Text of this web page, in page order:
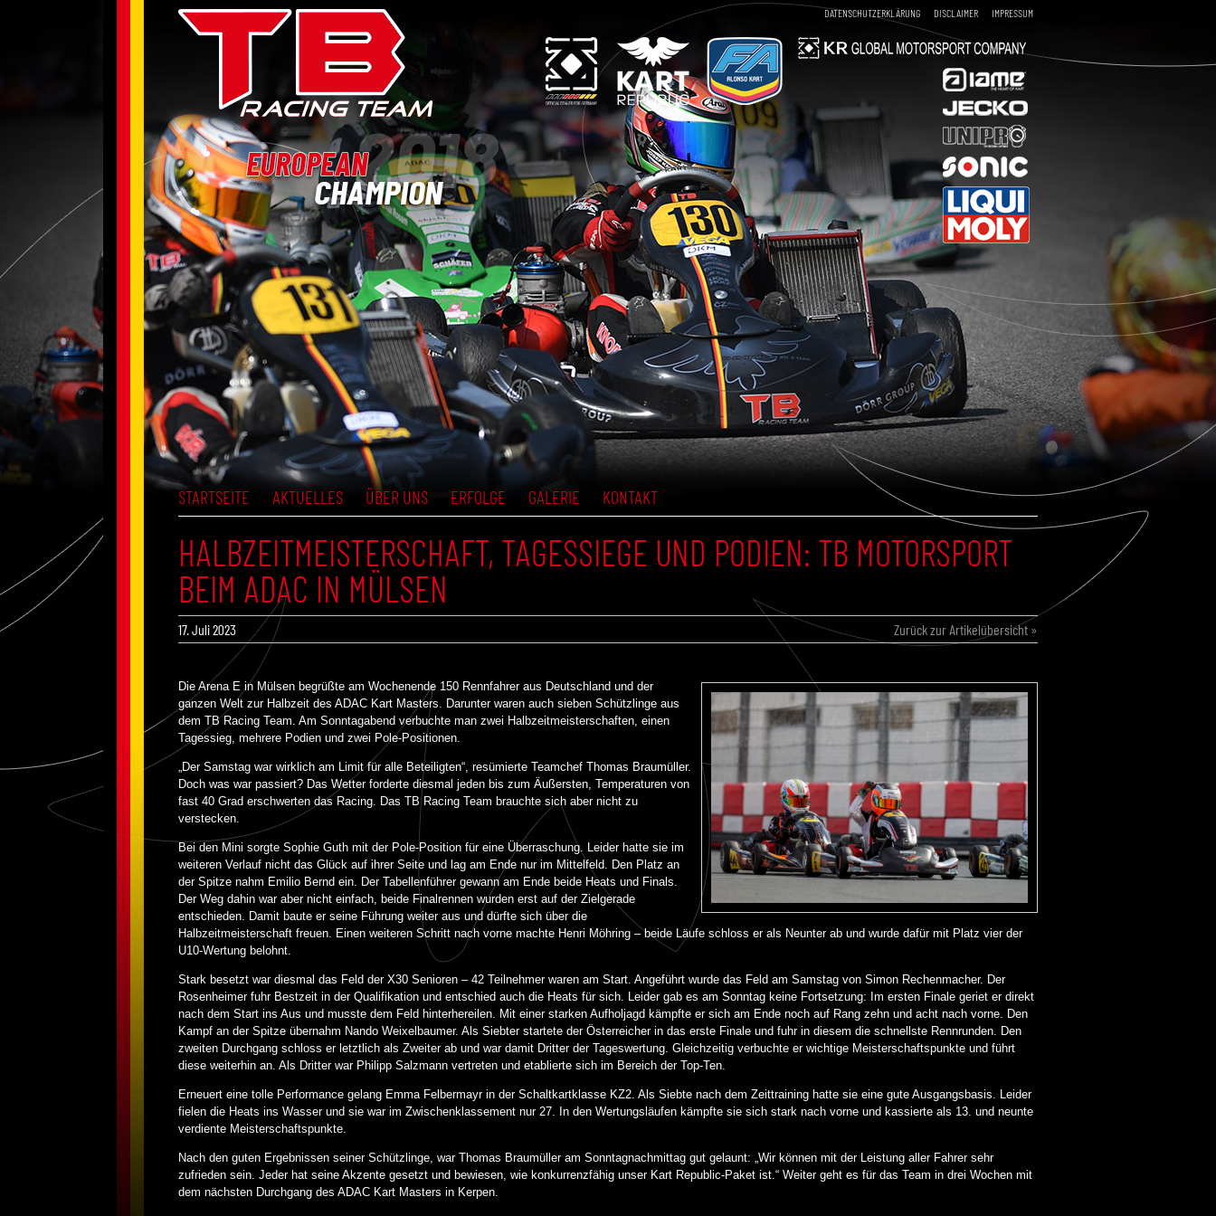
DATENSCHUTZERKLÄRUNG DISCLAIMER IMPRESSUM
STARTSEITE AKTUELLES ÜBER UNS ERFOLGE GALERIE KONTAKT
HALBZEITMEISTERSCHAFT, TAGESSIEGE UND PODIEN: TB MOTORSPORT
BEIM ADAC IN MÜLSEN
17. Juli 2023 Zurück zur Artikelübersicht »
Die Arena E in Mülsen begrüßte am Wochenende 150 Rennfahrer aus Deutschland und der
ganzen Welt zur Halbzeit des ADAC Kart Masters. Darunter waren auch sieben Schützlinge aus
dem TB Racing Team. Am Sonntagabend verbuchte man zwei Halbzeitmeisterschaften, einen
Tagessieg, mehrere Podien und zwei Pole-Positionen.
„Der Samstag war wirklich am Limit für alle Beteiligten“, resümierte Teamchef Thomas Braumüller.
Doch was war passiert? Das Wetter forderte diesmal jeden bis zum Äußersten, Temperaturen von
fast 40 Grad erschwerten das Racing. Das TB Racing Team brauchte sich aber nicht zu
verstecken.
Bei den Mini sorgte Sophie Guth mit der Pole-Position für eine Überraschung. Leider hatte sie im
weiteren Verlauf nicht das Glück auf ihrer Seite und lag am Ende nur im Mittelfeld. Den Platz an
der Spitze nahm Emilio Bernd ein. Der Tabellenführer gewann am Ende beide Heats und Finals.
Der Weg dahin war aber nicht einfach, beide Finalrennen wurden erst auf der Zielgerade
entschieden. Damit baute er seine Führung weiter aus und dürfte sich über die
Halbzeitmeisterschaft freuen. Einen weiteren Schritt nach vorne machte Henri Möhring – beide Läufe schloss er als Neunter ab und wurde dafür mit Platz vier der
U10-Wertung belohnt.
Stark besetzt war diesmal das Feld der X30 Senioren – 42 Teilnehmer waren am Start. Angeführt wurde das Feld am Samstag von Simon Rechenmacher. Der
Rosenheimer fuhr Bestzeit in der Qualifikation und entschied auch die Heats für sich. Leider gab es am Sonntag keine Fortsetzung: Im ersten Finale geriet er direkt
nach dem Start ins Aus und musste dem Feld hinterhereilen. Mit einer starken Aufholjagd kämpfte er sich am Ende noch auf Rang zehn und acht nach vorne. Den
Kampf an der Spitze übernahm Nando Weixelbaumer. Als Siebter startete der Österreicher in das erste Finale und fuhr in diesem die schnellste Rennrunden. Den
zweiten Durchgang schloss er letztlich als Zweiter ab und war damit Dritter der Tageswertung. Gleichzeitig verbuchte er wichtige Meisterschaftspunkte und führt
diese weiterhin an. Als Dritter war Philipp Salzmann vertreten und etablierte sich im Bereich der Top-Ten.
Erneuert eine tolle Performance gelang Emma Felbermayr in der Schaltkartklasse KZ2. Als Siebte nach dem Zeittraining hatte sie eine gute Ausgangsbasis. Leider
fielen die Heats ins Wasser und sie war im Zwischenklassement nur 27. In den Wertungsläufen kämpfte sie sich stark nach vorne und kassierte als 13. und neunte
verdiente Meisterschaftspunkte.
Nach den guten Ergebnissen seiner Schützlinge, war Thomas Braumüller am Sonntagnachmittag gut gelaunt: „Wir können mit der Leistung aller Fahrer sehr
zufrieden sein. Jeder hat seine Akzente gesetzt und bewiesen, wie konkurrenzfähig unser Kart Republic-Paket ist.“ Weiter geht es für das Team in drei Wochen mit
dem nächsten Durchgang des ADAC Kart Masters in Kerpen.